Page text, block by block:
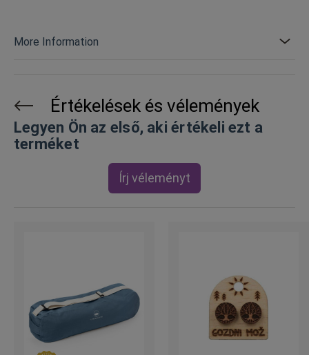
More Information
Értékelések és vélemények
Legyen Ön az első, aki értékeli ezt a
terméket
Írj véleményt